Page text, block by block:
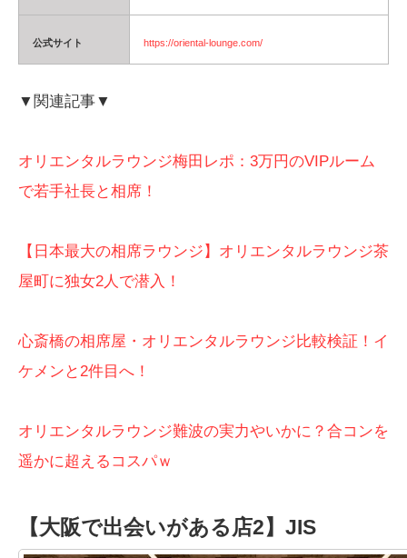
公式サイト https://oriental-lounge.com/
▼関連記事▼
オリエンタルラウンジ梅田レポ：3万円のVIPルーム
で若手社長と相席！
【日本最大の相席ラウンジ】オリエンタルラウンジ茶
屋町に独女2人で潜入！
心斎橋の相席屋・オリエンタルラウンジ比較検証！イ
ケメンと2件目へ！
オリエンタルラウンジ難波の実力やいかに？合コンを
遥かに超えるコスパｗ
【大阪で出会いがある店2】JIS